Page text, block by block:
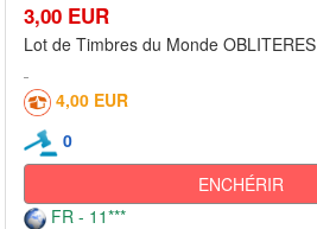
3,00 EUR
Lot de Timbres du Monde OBLITERES
4,00 EUR
0
ENCHÉRIR
FR - 11***